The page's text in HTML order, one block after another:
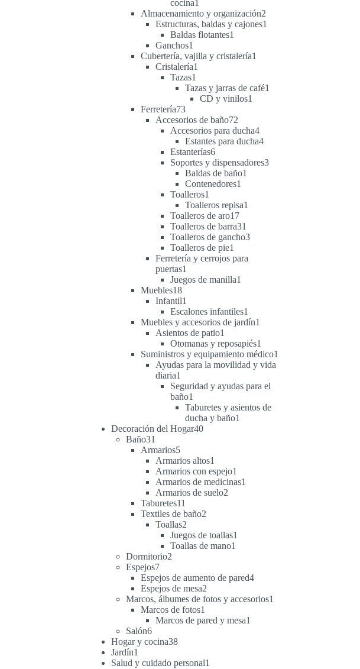
cocina1
producto
Almacenamiento y organización2
Estructuras, baldas y cajones1
Baldas flotantes1
Ganchos1
producto
Cubertería, vajilla y cristalería1
Cristalería1
Tazas1
producto
Tazas y jarras de café1
CD y vinilos1
Ferretería7373
productos
Accesorios de baño72
productos
Accesorios para ducha44
productos
Estantes para ducha44
Estanterías66
productos
Soportes y dispensadores33
Baldas de baño1
Contenedores1
Toalleros1
producto
Toalleros repisa1
Toalleros de aro1717
productos
Toalleros de barra31
productos
Toalleros de gancho33
Toalleros de pie1
producto
Ferretería y cerrojos para
puertas1
producto
Juegos de manilla1
Muebles1818
productos
Infantil1
producto
Escalones infantiles1
producto
Muebles y accesorios de jardín1
Asientos de patio1
producto
Otomanas y reposapiés1
producto
Suministros y equipamiento médico1
Ayudas para la movilidad y vida
diaria1
producto
Seguridad y ayudas para el
baño1
producto
Taburetes y asientos de
ducha y baño1
Decoración del Hogar4040
Baño31
productos
Armarios55
productos
Armarios altos1
producto
Armarios con espejo1
producto
Armarios de medicinas1
Armarios de suelo2
Taburetes11
productos
Textiles de baño2
Toallas2
productos
Juegos de toallas1
Toallas de mano1
Dormitorio2
Espejos77
productos
Espejos de aumento de pared44
Espejos de mesa2
productos
Marcos, álbumes de fotos y accesorios1
Marcos de fotos1
producto
Marcos de pared y mesa1
Salón66
productos
Hogar y cocina3838
Jardín1
producto
Salud y cuidado personal1